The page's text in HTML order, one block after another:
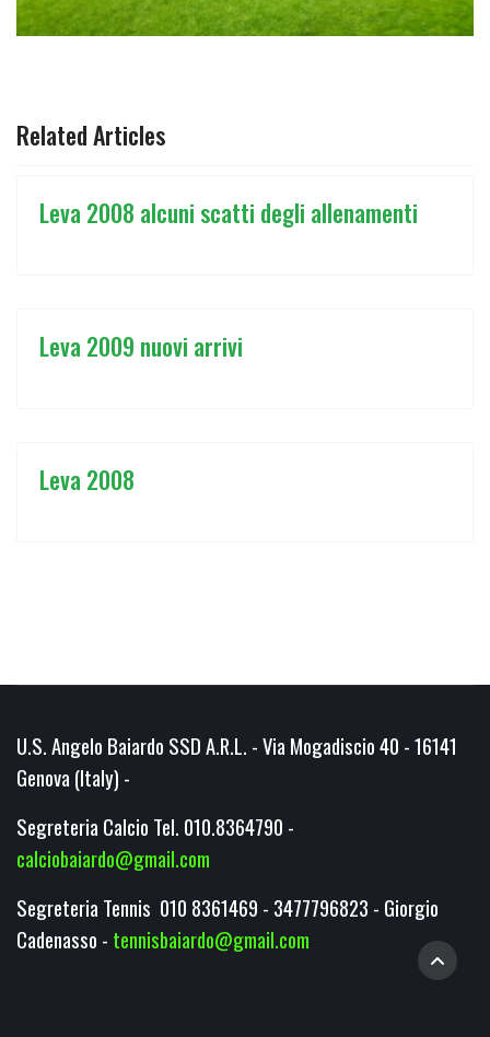
Related Articles
Leva 2008 alcuni scatti degli allenamenti
Leva 2009 nuovi arrivi
Leva 2008
U.S. Angelo Baiardo SSD A.R.L. - Via Mogadiscio 40 - 16141
Genova (Italy) -
Segreteria Calcio Tel. 010.8364790 -
calciobaiardo@gmail.com
Segreteria Tennis 010 8361469 - 3477796823 - Giorgio
Cadenasso - tennisbaiardo@gmail.com